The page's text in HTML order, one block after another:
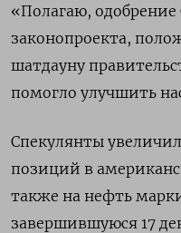
«Полагаю,
законопроекта,
шатдауну
помогло улучшить
Спекулянты
позиций в
также на нефть
завершившуюся 17